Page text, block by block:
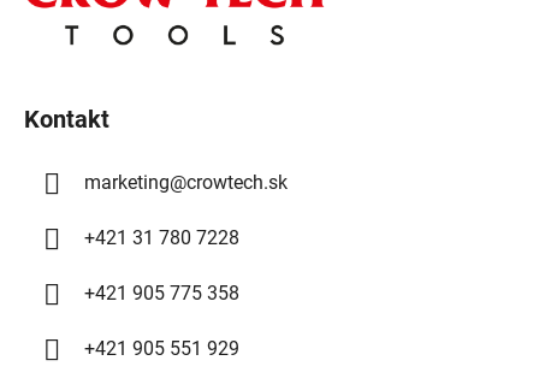
Kontakt
marketing@crowtech.sk
+421 31 780 7228
+421 905 775 358
+421 905 551 929